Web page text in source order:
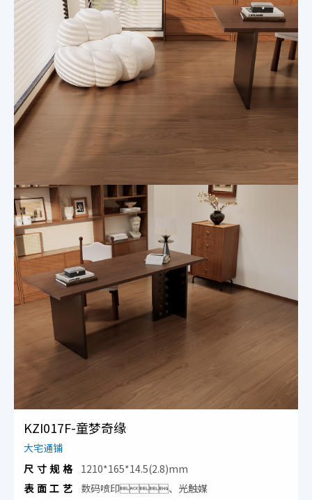
KZI017F-童梦奇缘
大宅通铺
尺寸规格
1210*165*14.5(2.8)mm
表面工艺
数码喷印、光触媒